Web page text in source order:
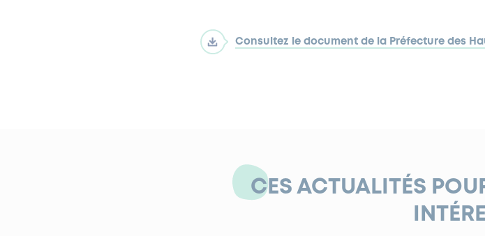
Consultez le document de la Préfecture des
CES ACTUALITÉS